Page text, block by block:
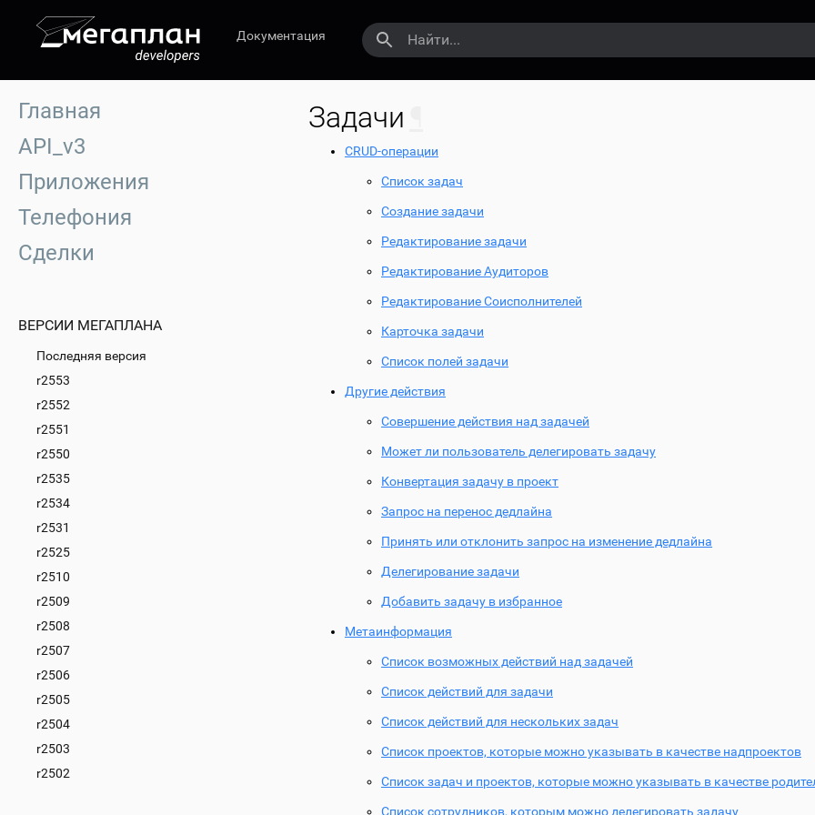
Документация
Главная
API_v3
Приложения
Телефония
Сделки
ВЕРСИИ МЕГАПЛАНА
Последняя версия
r2553
r2552
r2551
r2550
r2535
r2534
r2531
r2525
r2510
r2509
r2508
r2507
r2506
r2505
r2504
r2503
r2502
Задачи
CRUD-операции
Список задач
Создание задачи
Редактирование задачи
Редактирование Аудиторов
Редактирование Соисполнителей
Карточка задачи
Список полей задачи
Другие действия
Совершение действия над задачей
Может ли пользователь делегировать задачу
Конвертация задачу в проект
Запрос на перенос дедлайна
Принять или отклонить запрос на изменение дедлайна
Делегирование задачи
Добавить задачу в избранное
Метаинформация
Список возможных действий над задачей
Список действий для задачи
Список действий для нескольких задач
Список проектов, которые можно указывать в качестве надпроектов
Список задач и проектов, которые можно указывать в качестве
Список сотрудников, которым можно делегировать задачу